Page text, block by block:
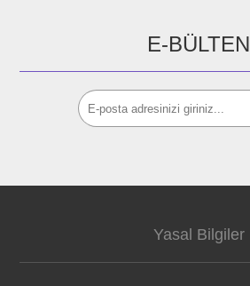
E-BÜLTEN
Yasal Bilgiler